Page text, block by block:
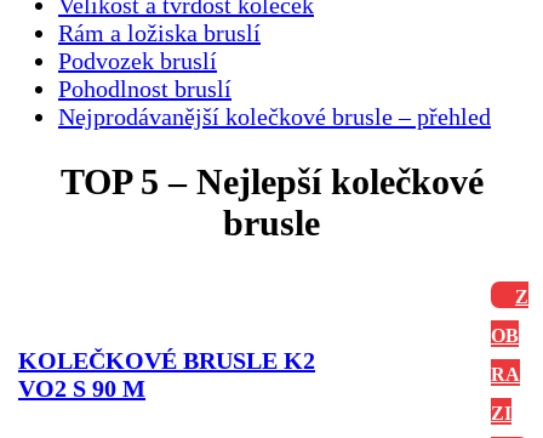
Velikost a tvrdost koleček
Rám a ložiska bruslí
Podvozek bruslí
Pohodlnost bruslí
Nejprodávanější kolečkové brusle – přehled
TOP 5 – Nejlepší kolečkové
brusle
KOLEČKOVÉ BRUSLE K2
VO2 S 90 M
Z
OB
RA
ZI